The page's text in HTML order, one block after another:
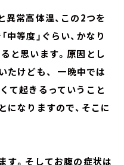
異常高体温、この2つを
等度」ぐらい、かなり
と思います。原因とし
たけども、 一晩中では
て起きるっていうこと
になりますので、そこに
す。そしてお腹の症状は